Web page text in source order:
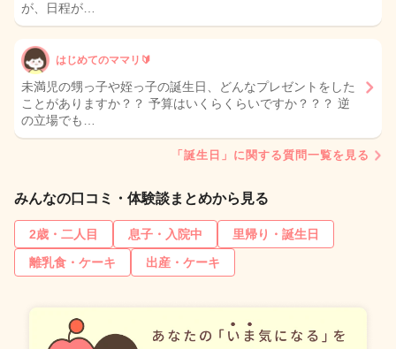
が、日程が…
はじめてのママリ🔰
未満児の甥っ子や姪っ子の誕生日、どんなプレゼントをした
ことがありますか？？ 予算はいくらくらいですか？？？ 逆
の立場でも…
「誕生日」に関する質問一覧を見る
みんなの口コミ・体験談まとめから見る
2歳・二人目 息子・入院中
里帰り・誕生日
離乳食・ケーキ
出産・ケーキ